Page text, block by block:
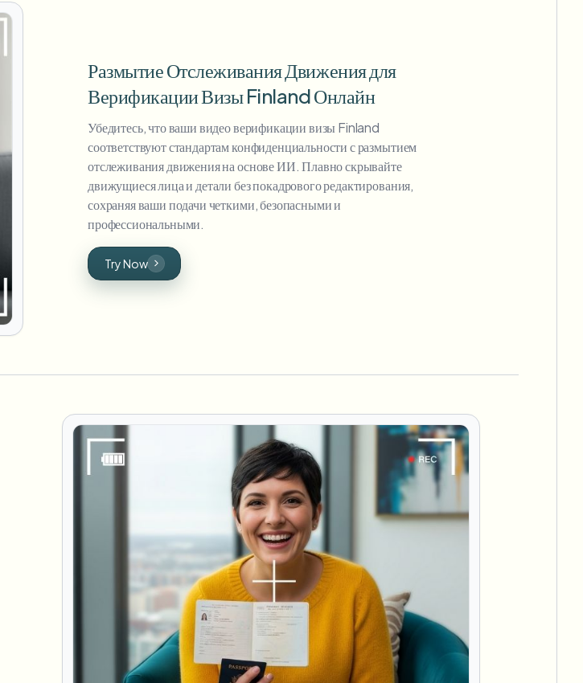
Размытие Отслеживания Движения для
Верификации Визы Finland Онлайн
Убедитесь, что ваши видео верификации визы Finland
соответствуют стандартам конфиденциальности с размытием
отслеживания движения на основе ИИ. Плавно скрывайте
движущиеся лица и детали без покадрового редактирования,
сохраняя ваши подачи четкими, безопасными и
профессиональными.
Try Now